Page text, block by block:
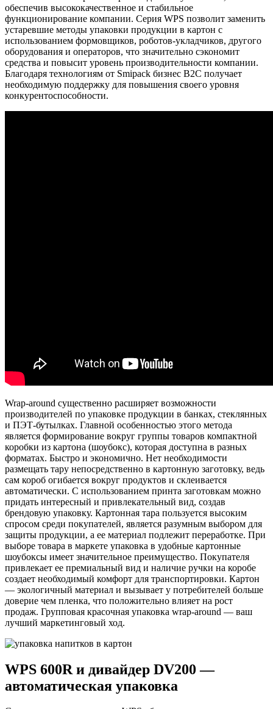
обеспечив высококачественное и стабильное
функционирование компании. Серия WPS позволит заменить
устаревшие методы упаковки продукции в картон с
использованием формовщиков, роботов-укладчиков, другого
оборудования и операторов, что значительно сэкономит
средства и повысит уровень производительности компании.
Благодаря технологиям от Smipack бизнес B2C получает
необходимую поддержку для повышения своего уровня
конкурентоспособности.
Wrap-around существенно расширяет возможности
производителей по упаковке продукции в банках, стеклянных
и ПЭТ-бутылках. Главной особенностью этого метода
является формирование вокруг группы товаров компактной
коробки из картона (шоубокс), которая доступна в разных
форматах. Быстро и экономично. Нет необходимости
размещать тару непосредственно в картонную заготовку, ведь
сам короб огибается вокруг продуктов и склеивается
автоматически. С использованием принта заготовкам можно
придать интересный и привлекательный вид, создав
брендовую упаковку. Картонная тара пользуется высоким
спросом среди покупателей, является разумным выбором для
защиты продукции, а ее материал подлежит переработке. При
выборе товара в маркете упаковка в удобные картонные
шоубоксы имеет значительное преимущество. Покупателя
привлекает ее премиальный вид и наличие ручки на коробе
создает необходимый комфорт для транспортировки. Картон
— экологичный материал и вызывает у потребителей больше
доверие чем пленка, что положительно влияет на рост
продаж. Групповая красочная упаковка wrap-around — ваш
лучший маркетинговый ход.
WPS 600R и дивайдер DV200 —
автоматическая упаковка